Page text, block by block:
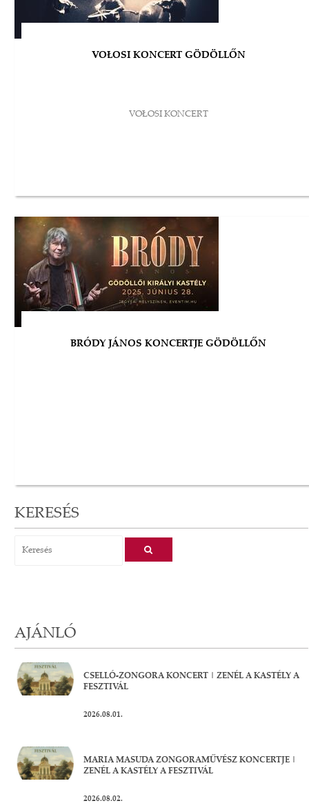
VOŁOSI KONCERT GÖDÖLLŐN
VOŁOSI KONCERT
BRÓDY JÁNOS KONCERTJE GÖDÖLLŐN
KERESÉS
AJÁNLÓ
CSELLÓ-ZONGORA KONCERT | ZENÉL A KASTÉLY A
FESZTIVÁL
2026.08.01.
MARIA MASUDA ZONGORAMŰVÉSZ KONCERTJE |
ZENÉL A KASTÉLY A FESZTIVÁL
2026.08.02.